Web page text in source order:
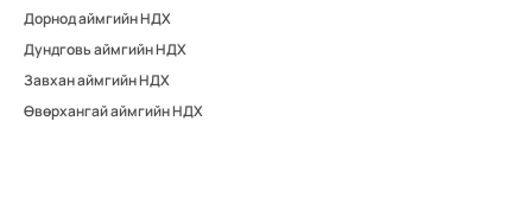
Дорнод аймгийн НДХ
Дундговь аймгийн НДХ
Завхан аймгийн НДХ
Өвөрхангай аймгийн НДХ